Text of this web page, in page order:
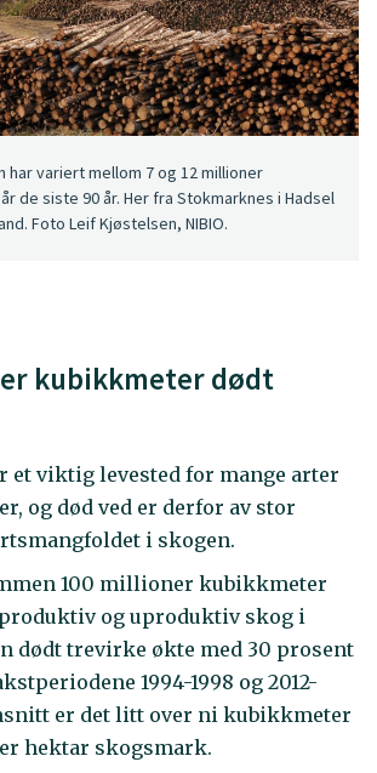
har variert mellom 7 og 12 millioner
de siste 90 år. Her fra Stokmarknes i Hadsel
Foto Leif Kjøstelsen, NIBIO.
kubikkmeter dødt
et viktig levested for mange arter
og død ved er derfor av stor
i skogen.
100 millioner kubikkmeter
og uproduktiv skog i
dødt trevirke økte med 30 prosent
1994-1998 og 2012-
er det litt over ni kubikkmeter
hektar skogsmark.